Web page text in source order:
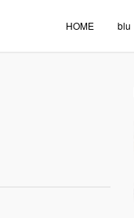
HOME blu